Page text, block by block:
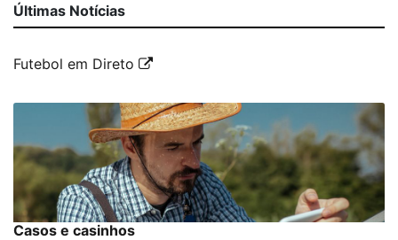
Últimas Notícias
Futebol em Direto
Casos e casinhos